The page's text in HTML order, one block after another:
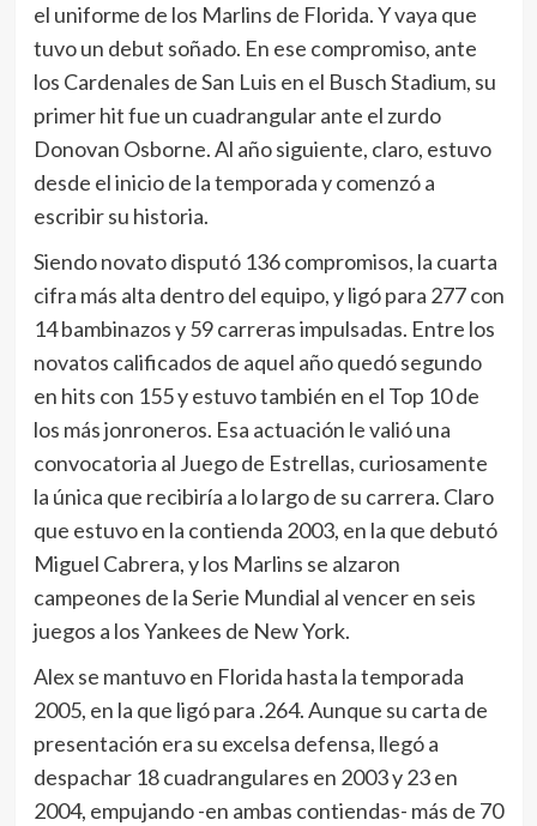
el uniforme de los Marlins de Florida. Y vaya que
tuvo un debut soñado. En ese compromiso, ante
los Cardenales de San Luis en el Busch Stadium, su
primer hit fue un cuadrangular ante el zurdo
Donovan Osborne. Al año siguiente, claro, estuvo
desde el inicio de la temporada y comenzó a
escribir su historia.
Siendo novato disputó 136 compromisos, la cuarta
cifra más alta dentro del equipo, y ligó para 277 con
14 bambinazos y 59 carreras impulsadas. Entre los
novatos calificados de aquel año quedó segundo
en hits con 155 y estuvo también en el Top 10 de
los más jonroneros. Esa actuación le valió una
convocatoria al Juego de Estrellas, curiosamente
la única que recibiría a lo largo de su carrera. Claro
que estuvo en la contienda 2003, en la que debutó
Miguel Cabrera, y los Marlins se alzaron
campeones de la Serie Mundial al vencer en seis
juegos a los Yankees de New York.
Alex se mantuvo en Florida hasta la temporada
2005, en la que ligó para .264. Aunque su carta de
presentación era su excelsa defensa, llegó a
despachar 18 cuadrangulares en 2003 y 23 en
2004, empujando -en ambas contiendas- más de 70